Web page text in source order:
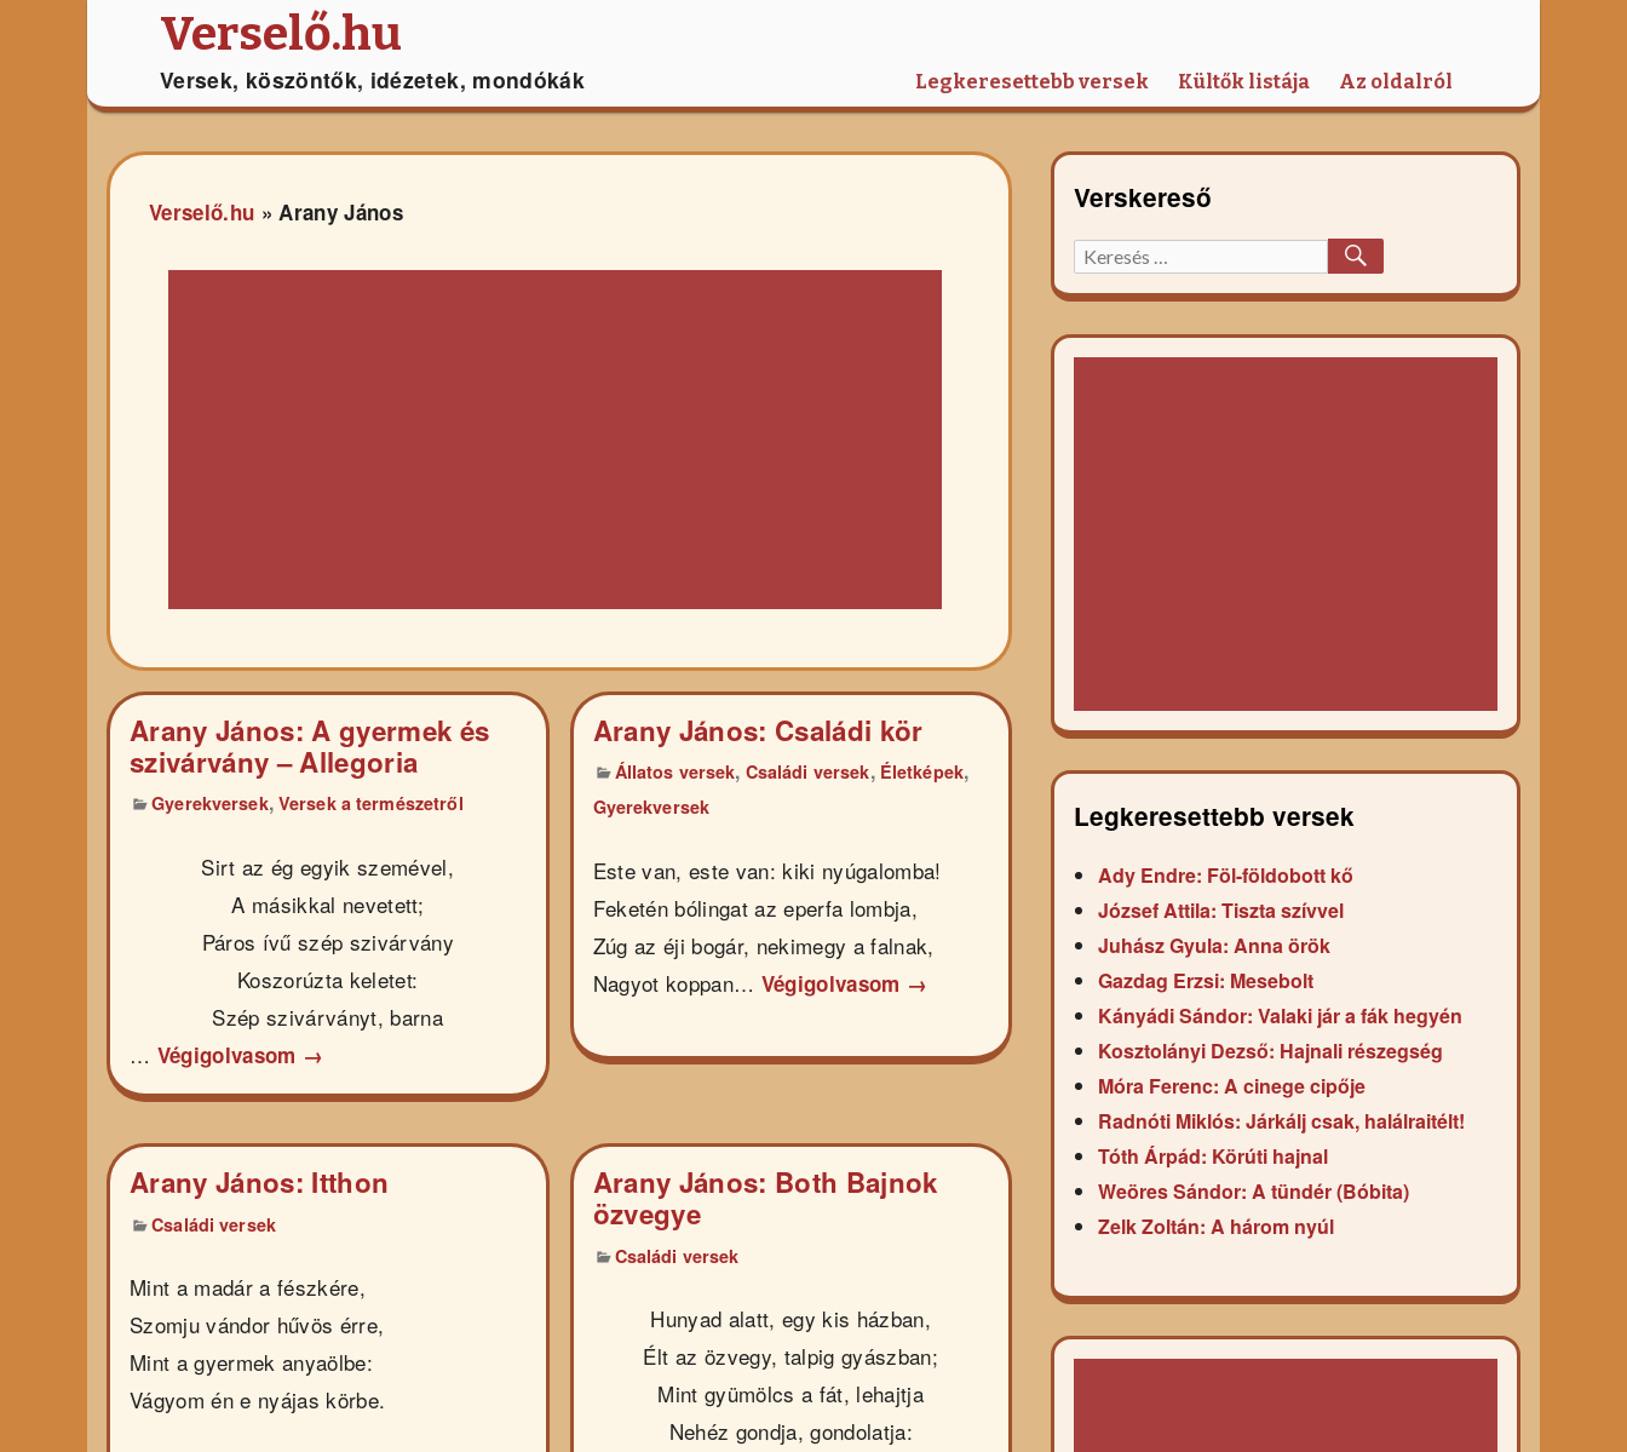
Verselő.hu
Versek, köszöntők, idézetek, mondókák Legkeresettebb versek Kültők listája Az oldalról
Verselő.hu » Arany János
Arany János: A gyermek és
szivárvány – Allegoria
Gyerekversek, Versek a természetről
Sirt az ég egyik szemével,
A másikkal nevetett;
Páros ívű szép szivárvány
Koszorúzta keletet:
Szép szivárványt, barna
… Végigolvasom →
Arany János: Családi kör
Állatos versek, Családi versek, Életképek,
Gyerekversek
Este van, este van: kiki nyúgalomba!
Feketén bólingat az eperfa lombja,
Zúg az éji bogár, nekimegy a falnak,
Nagyot koppan… Végigolvasom →
Arany János: Itthon
Családi versek
Mint a madár a fészkére,
Szomju vándor hűvös érre,
Mint a gyermek anyaölbe:
Vágyom én e nyájas körbe.
Arany János: Both Bajnok
özvegye
Családi versek
Hunyad alatt, egy kis házban,
Élt az özvegy, talpig gyászban;
Mint gyümölcs a fát, lehajtja
Nehéz gondja, gondolatja:
Verskereső
Keresett
főzelék
Legkeresettebb versek
Ady Endre: Föl-földobott kő
József Attila: Tiszta szívvel
Juhász Gyula: Anna örök
Gazdag Erzsi: Mesebolt
Kányádi Sándor: Valaki jár a fák hegyén
Kosztolányi Dezső: Hajnali részegség
Móra Ferenc: A cinege cipője
Radnóti Miklós: Járkálj csak, halálraitélt!
Tóth Árpád: Körúti hajnal
Weöres Sándor: A tündér (Bóbita)
Zelk Zoltán: A három nyúl